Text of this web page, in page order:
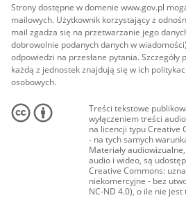
Strony dostępne w domenie www.gov.pl
mailowych. Użytkownik korzystający z
mail zgadza się na przetwarzanie jego
dobrowolnie podanych danych w
odpowiedzi na przesłane pytania.
każdą z jednostek znajdują się w ich
osobowych.
Treści tekstowe
wyłączeniem treści
na licencji typu Creative
- na tych samych
Materiały
audio i wideo, są
Creative Commons:
niekomercyjne - bez
NC-ND 4.0), o ile nie